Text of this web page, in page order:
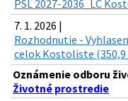
PSL 2027-2036_LC
7. 1. 2026 |
Rozhodnutie -
celok Kostoliste (350,9
Oznámenie odboru
Životné prostredie